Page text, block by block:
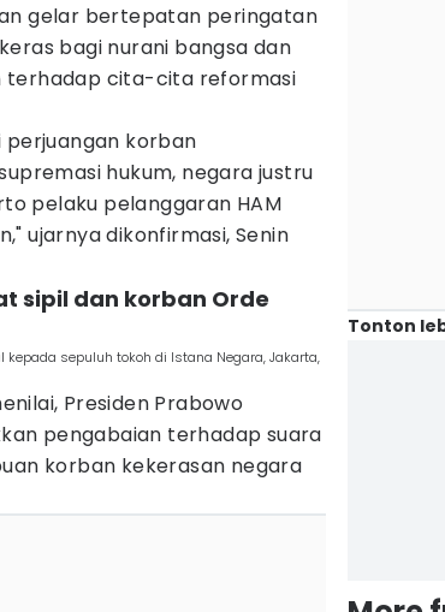
gelar bertepatan peringatan
bagi nurani bangsa dan
terhadap cita-cita reformasi
korban
hukum, negara justru
pelaku pelanggaran HAM
ujarnya dikonfirmasi, Senin
sipil dan korban Orde
kepada sepuluh tokoh di Istana Negara, Jakarta,
Presiden Prabowo
pengabaian terhadap suara
korban kekerasan negara
Tonton